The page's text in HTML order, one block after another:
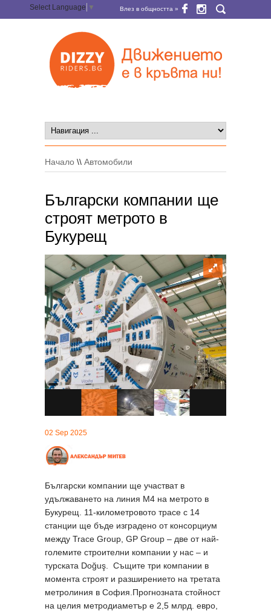
Select Language ▼ Влез в общността »
Начало \\ Автомобили
Български компании ще
строят метрото в
Букурещ
02 Sep 2025
Български компании ще участват в
удължаването на линия М4 на метрото в
Букурещ. 11-километровото трасе с 14
станции ще бъде изградено от консорциум
между Trace Group, GP Group – две от най-
големите строителни компании у нас – и
турската Doğuş. Същите три компании в
момента строят и разширението на третата
метролиния в София.Прогнозната стойност
на целия метродиаметър е 2,5 млрд. евро,